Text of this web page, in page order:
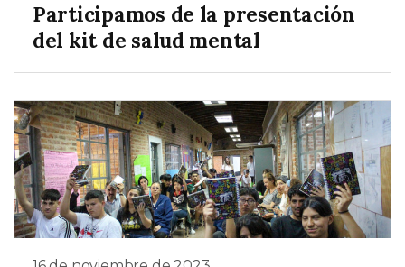
Participamos de la presentación
del kit de salud mental